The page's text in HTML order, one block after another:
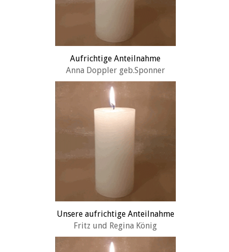
Aufrichtige Anteilnahme
Anna Doppler geb.Sponner
Unsere aufrichtige Anteilnahme
Fritz und Regina König